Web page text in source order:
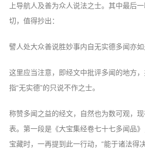
上导航人及善为众人说法之士。其中最后
切，值得抄出：
譬人处大众善说胜妙事内自无实德多闻亦如
这里应当注意，即经文中批评多闻的地方
指“无实德”的只说不作之士。
称赞多闻之益的经文，自然也为数可观，
表。第一段是《大宝集经卷七十七多闻品
宝藏时，一再提到此一行动，“能于诸法得